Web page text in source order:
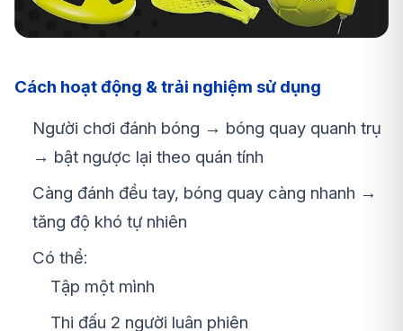
Cách hoạt động & trải nghiệm sử dụng
Người chơi đánh bóng → bóng quay quanh trụ
→ bật ngược lại theo quán tính
Càng đánh đều tay, bóng quay càng nhanh →
tăng độ khó tự nhiên
Có thể:
Tập một mình
Thi đấu 2 người luân phiên